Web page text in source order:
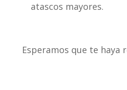
atascos mayores.
Esperamos que te haya